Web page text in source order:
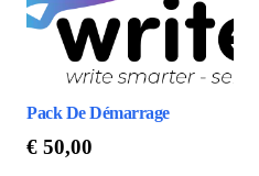
Pack De Démarrage
€ 50,00